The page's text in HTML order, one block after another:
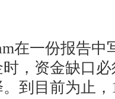
一份报告中
，资金缺口
到目前为止